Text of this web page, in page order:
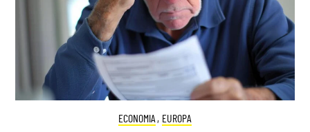
ECONOMIA , EUROPA